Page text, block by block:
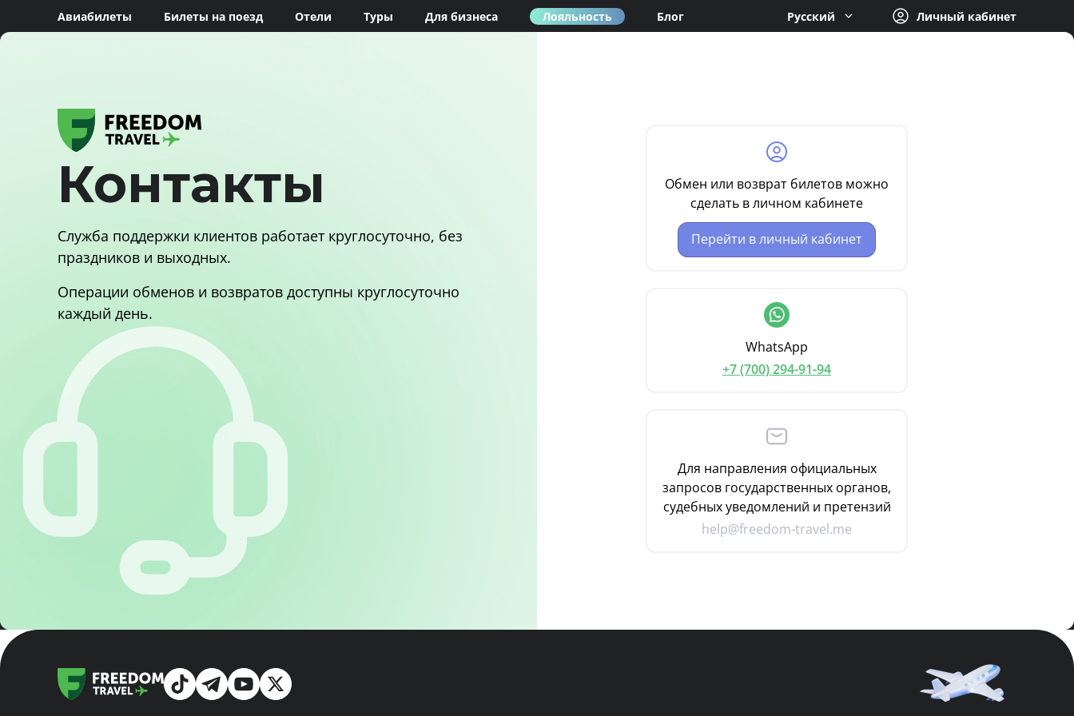
Авиабилеты Билеты на поезд Отели Туры Для бизнеса Лояльность Блог Русский Личный кабинет
Контакты
Служба поддержки клиентов работает круглосуточно, без
праздников и выходных.
Операции обменов и возвратов доступны круглосуточно
каждый день.
Обмен или возврат билетов можно
сделать в личном кабинете
Перейти в личный кабинет
WhatsApp
+7 (700) 294-91-94
Для направления официальных
запросов государственных органов,
судебных уведомлений и претензий
help@freedom-travel.me